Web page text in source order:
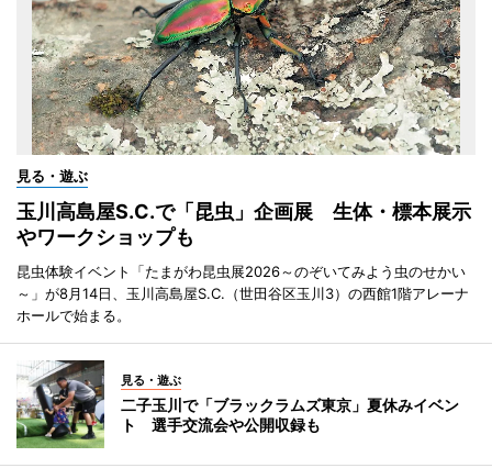
見る・遊ぶ
玉川高島屋S.C.で「昆虫」企画展 生体・標本展示
やワークショップも
昆虫体験イベント「たまがわ昆虫展2026～のぞいてみよう虫のせかい
～」が8月14日、玉川高島屋S.C.（世田谷区玉川3）の西館1階アレーナ
ホールで始まる。
見る・遊ぶ
二子玉川で「ブラックラムズ東京」夏休みイベン
ト 選手交流会や公開収録も